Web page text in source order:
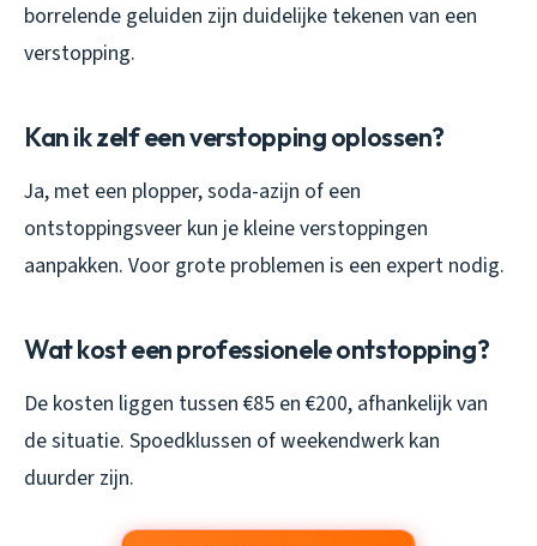
borrelende geluiden zijn duidelijke tekenen van een
verstopping.
Kan ik zelf een verstopping oplossen?
Ja, met een plopper, soda-azijn of een
ontstoppingsveer kun je kleine verstoppingen
aanpakken. Voor grote problemen is een expert nodig.
Wat kost een professionele ontstopping?
De kosten liggen tussen €85 en €200, afhankelijk van
de situatie. Spoedklussen of weekendwerk kan
duurder zijn.